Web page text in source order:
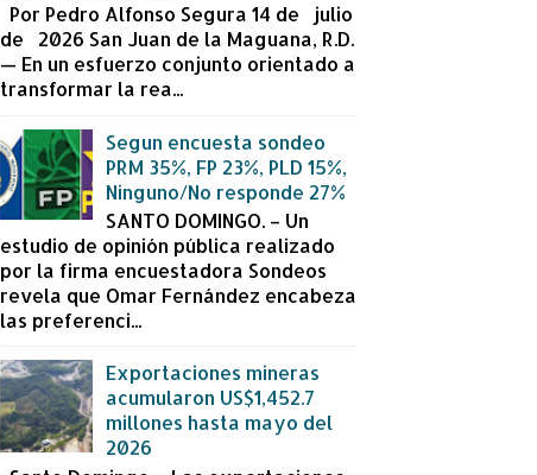
Por Pedro Alfonso Segura 14 de julio
de 2026 San Juan de la Maguana, R.D.
— En un esfuerzo conjunto orientado a
transformar la rea...
Segun encuesta sondeo
PRM 35%, FP 23%, PLD 15%,
Ninguno/No responde 27%
SANTO DOMINGO. – Un
estudio de opinión pública realizado
por la firma encuestadora Sondeos
revela que Omar Fernández encabeza
las preferenci...
Exportaciones mineras
acumularon US$1,452.7
millones hasta mayo del
2026